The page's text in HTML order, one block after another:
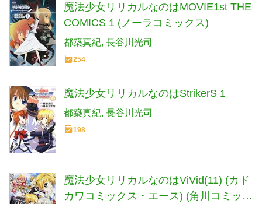
魔法少女リリカルなのはMOVIE1st THE
COMICS 1 (ノーラコミックス)
都築真紀 長谷川光司
254
魔法少女リリカルなのはStrikerS 1
都築真紀 長谷川光司
198
魔法少女リリカルなのはViVid(11) (カド
カワコミックス・エース) (角川コミック